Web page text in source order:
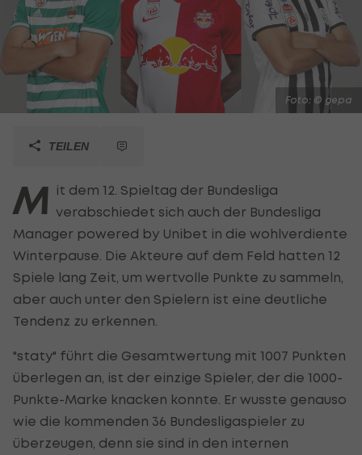
Foto: © gepa
TEILEN
M it dem 12. Spieltag der Bundesliga
verabschiedet sich auch der Bundesliga
Manager powered by Unibet in die wohlverdiente
Winterpause. Die Akteure auf dem Feld hatten 12
Spiele lang Zeit, um wertvolle Punkte zu sammeln,
aber auch unter den Spielern ist eine deutliche
Tendenz zu erkennen.
"staty" führt die Gesamtwertung mit 1007 Punkten
überlegen an, ist der einzige Spieler, der die 1000-
Punkte-Marke knacken konnte. Er wusste genauso
wie die kommenden 36 Bundesligaspieler zu
überzeugen, denn sie sind in den internen